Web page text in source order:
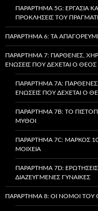
ΠΑΡΆΡΤΗΜΑ 5G: ΕΡΓΑΣΊΑ
ΠΡΟΚΛΉΣΕΙΣ ΤΟΥ
ΠΑΡΆΡΤΗΜΑ 6: ΤΑ
ΠΑΡΆΡΤΗΜΑ 7: ΠΑΡΘΈΝΕΣ,
ΕΝΏΣΕΙΣ ΠΟΥ ΔΈΧΕΤΑΙ Ο ΘΕΌΣ
ΠΑΡΆΡΤΗΜΑ 7A: ΠΑΡΘΈΝΕΣ,
ΕΝΏΣΕΙΣ ΠΟΥ ΔΈΧΕΤΑΙ Ο
ΠΑΡΆΡΤΗΜΑ 7B: ΤΟ
ΜΎΘΟΙ
ΠΑΡΆΡΤΗΜΑ 7C: ΜΆΡΚΟΣ
ΜΟΙΧΕΊΑ
ΠΑΡΆΡΤΗΜΑ 7D:
ΔΙΑΖΕΥΓΜΈΝΕΣ ΓΥΝΑΊΚΕΣ
ΠΑΡΆΡΤΗΜΑ 8: ΟΙ ΝΌΜΟΙ